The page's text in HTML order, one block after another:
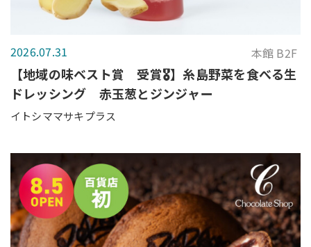
2026.07.31 本館 B2F
【地域の味ベスト賞 受賞🎖️】糸島野菜を食べる生
ドレッシング 赤玉葱とジンジャー
イトシママサキプラス